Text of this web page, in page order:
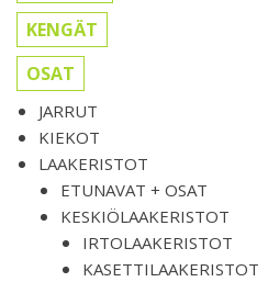
KENGÄT
OSAT
JARRUT
KIEKOT
LAAKERISTOT
ETUNAVAT + OSAT
KESKIÖLAAKERISTOT
IRTOLAAKERISTOT
KASETTILAAKERISTOT